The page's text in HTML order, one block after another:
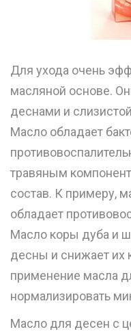
Для ухода очень
масляной основе.
деснами и
Масло обладает
травяным
состав. К примеру,
обладает
Масло коры дуба и
десны и снижает их
применение масла
нормализировать
Масло для десен с